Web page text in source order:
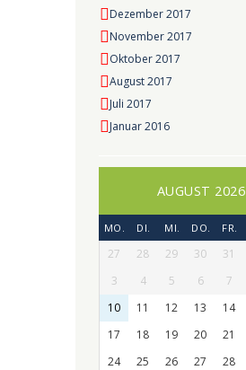
Dezember 2017
November 2017
Oktober 2017
August 2017
Juli 2017
Januar 2016
AUGUST 2026
MO. DI. MI. DO. FR.
27 28 29 30 31
3
4 5 6 7
10
11 12 13 14
17
18 19 20 21
24
25 26 27 28